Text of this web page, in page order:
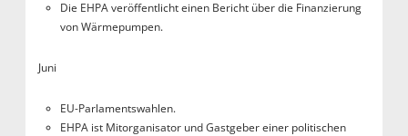
Die EHPA veröffentlicht einen Bericht über die Finanzierung
von Wärmepumpen.
Juni
EU-Parlamentswahlen.
EHPA ist Mitorganisator und Gastgeber einer politischen